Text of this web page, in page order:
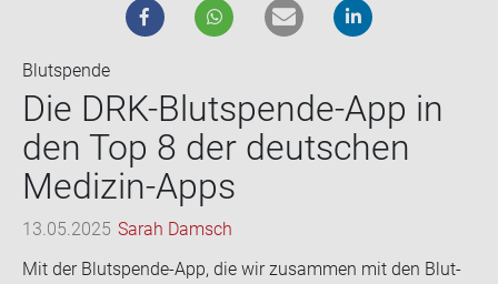
Blutspende
Die DRK-​Blutspende-App in
den Top 8 der deut­schen
Medizin-​Apps
13.05.2025 Sarah Damsch
Mit der Blutspende-​App, die wir zu­sam­men mit den Blut­